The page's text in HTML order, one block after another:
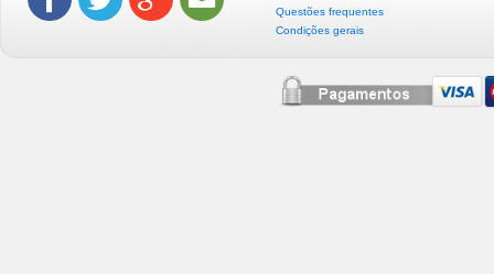
Questões frequentes
Condições gerais